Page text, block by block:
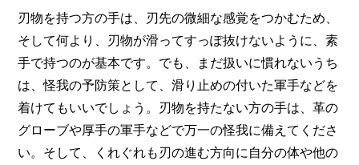
刃物を持つ方の手は、刃先の微細な感覚をつかむため、
そして何より、刃物が滑ってすっぽ抜けないように、素
手で持つのが基本です。でも、まだ扱いに慣れないうち
は、怪我の予防策として、滑り止めの付いた軍手などを
着けてもいいでしょう。刃物を持たない方の手は、革の
グローブや厚手の軍手などで万一の怪我に備えてくださ
い。そして、くれぐれも刃の進む方向に自分の体や他の